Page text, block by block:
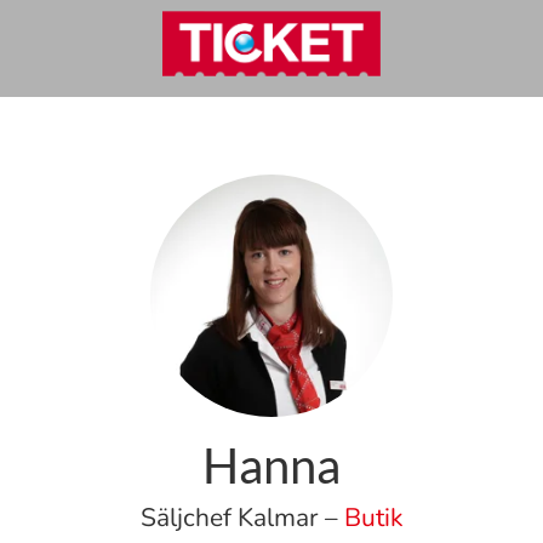
Hanna
Säljchef Kalmar – Butik